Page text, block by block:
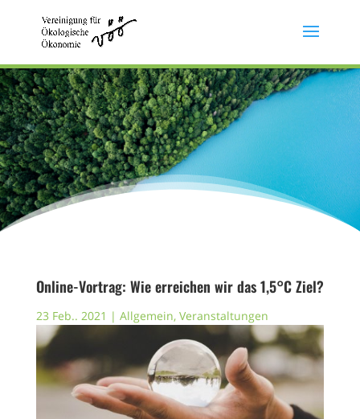
Online-Vortrag: Wie erreichen wir das 1,5°C Ziel?
23 Feb.. 2021 | Allgemein, Veranstaltungen